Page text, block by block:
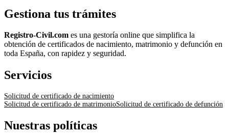
Gestiona tus trámites
Registro-Civil.com es una gestoría online que simplifica la
obtención de certificados de nacimiento, matrimonio y defunción en
toda España, con rapidez y seguridad.
Servicios
Solicitud de certificado de nacimiento
Solicitud de certificado de matrimonioSolicitud de certificado de defunción
Nuestras políticas